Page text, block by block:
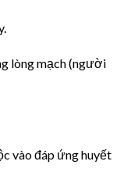
lòng mạch (người
vào đáp ứng huyết